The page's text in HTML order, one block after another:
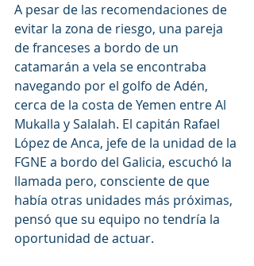
A pesar de las recomendaciones de
evitar la zona de riesgo, una pareja
de franceses a bordo de un
catamarán a vela se encontraba
navegando por el golfo de Adén,
cerca de la costa de Yemen entre Al
Mukalla y Salalah. El capitán Rafael
López de Anca, jefe de la unidad de la
FGNE a bordo del Galicia, escuchó la
llamada pero, consciente de que
había otras unidades más próximas,
pensó que su equipo no tendría la
oportunidad de actuar.